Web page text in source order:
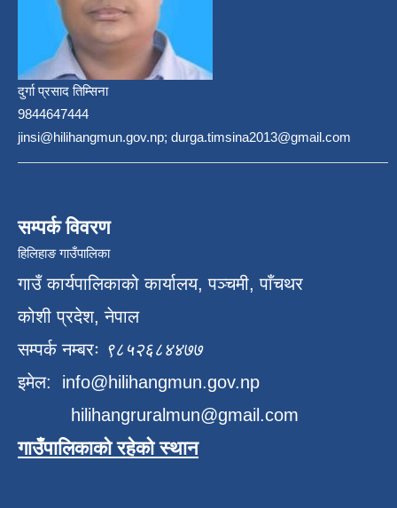
दुर्गा प्रसाद तिम्सिना
9844647444
jinsi@hilihangmun.gov.np; durga.timsina2013@gmail.com
सम्पर्क विवरण
हिलिहाङ गाउँपालिका
गाउँ कार्यपालिकाको कार्यालय, पञ्चमी, पाँचथर
कोशी प्रदेश, नेपाल
सम्पर्क नम्बरः ९८५२६८४४७७
इमेल: info@hilihangmun.gov.np
hilihangruralmun@gmail.com
गाउँपालिकाको रहेको स्थान